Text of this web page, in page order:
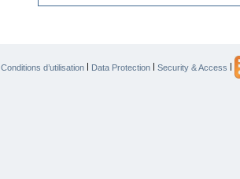
Conditions d’utilisation | Data Protection | Security & Access |